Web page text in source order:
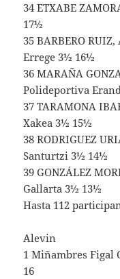
34 ETXABE
17½
35 BARBERO
Errege 3½ 16½
36 MARAÑA
Polideportiva
37 TARAMONA
Xakea 3½ 15½
38 RODRIGUEZ
Santurtzi 3½ 14½
39 GONZÁLEZ
Gallarta 3½ 13½
Hasta 112
Alevin
1 Miñambres Figal
16